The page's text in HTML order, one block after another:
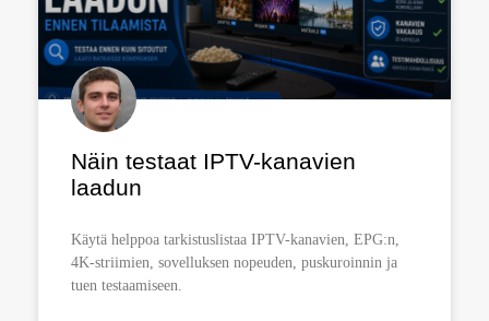
Näin testaat IPTV-kanavien
laadun
Käytä helppoa tarkistuslistaa IPTV-kanavien, EPG:n,
4K-striimien, sovelluksen nopeuden, puskuroinnin ja
tuen testaamiseen.